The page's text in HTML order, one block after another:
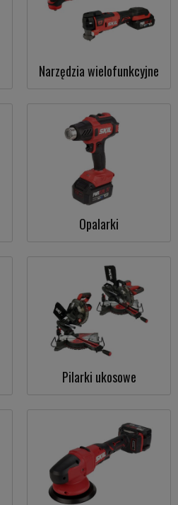
Narzędzia wielofunkcyjne
Opalarki
Pilarki ukosowe